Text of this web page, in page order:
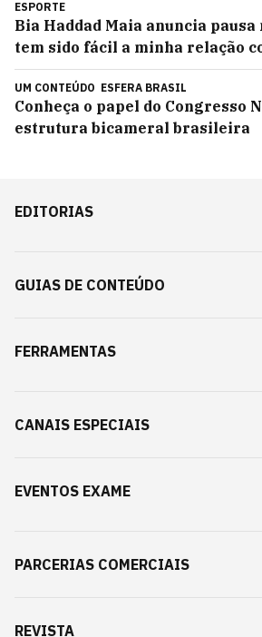
ESPORTE
Bia Haddad Maia anuncia
tem sido fácil a minha relação
UM CONTEÚDO ESFERA BRASIL
Conheça o papel do Congresso
estrutura bicameral brasileira
EDITORIAS
GUIAS DE CONTEÚDO
FERRAMENTAS
CANAIS ESPECIAIS
EVENTOS EXAME
PARCERIAS COMERCIAIS
REVISTA